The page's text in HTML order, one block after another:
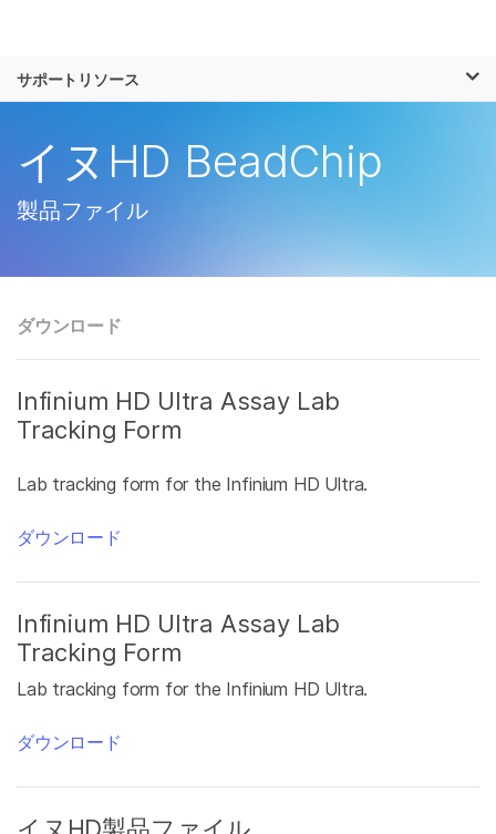
ソリューション
企業情報
サポートリソース
イヌHD BeadChip
製品ファイル
ダウンロード
Infinium HD Ultra Assay Lab
Tracking Form
Lab tracking form for the Infinium HD Ultra.
ダウンロード
Infinium HD Ultra Assay Lab
Tracking Form
Lab tracking form for the Infinium HD Ultra.
ダウンロード
お気に入りの分野を選択すると、関連性の
高いコンテンツへのリンクが表示されます:
がん研究
微生物研究
農学研究
複雑な疾患
臨床オンコロジー
生殖医学